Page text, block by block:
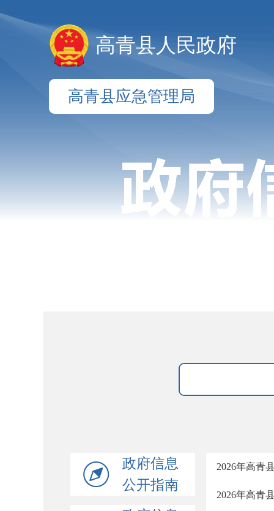
高青县人民政府
高青县应急管理局
政府信息
公开指南
2026年高青
2026年高青